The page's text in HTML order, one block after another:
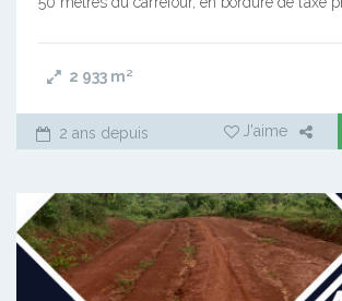
2 933 m²
2 ans depuis J'aime